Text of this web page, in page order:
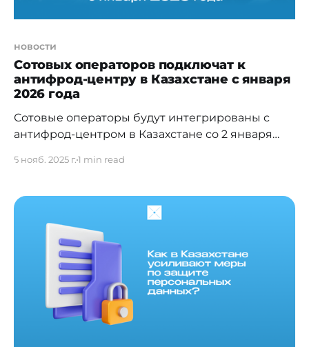
новости
Сотовых операторов подключат к
антифрод-центру в Казахстане с января
2026 года
Сотовые операторы будут интегрированы с
антифрод-центром в Казахстане со 2 января
сообщил, что в рамках принятых в июле
поправок операторы сотовой связи становятся
участниками антифрод-центра со 2 января 2026
года. Они в автоматическом режиме должны
5 нояб. 2025 г.1 min read